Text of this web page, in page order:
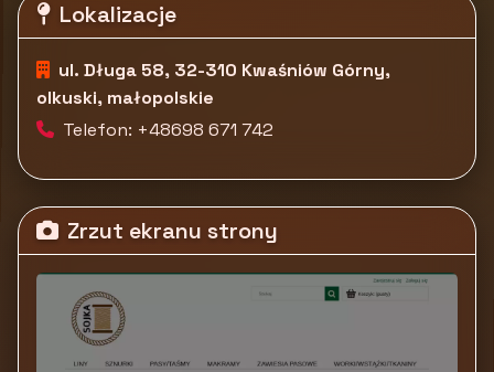
Lokalizacje
ul. Długa 58, 32-310 Kwaśniów Górny,
olkuski, małopolskie
Telefon: +48698 671 742
Zrzut ekranu strony